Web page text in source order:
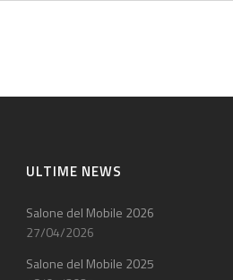
ULTIME NEWS
Salone del Mobile 2026
27/04/2026
Salone del Mobile 2025